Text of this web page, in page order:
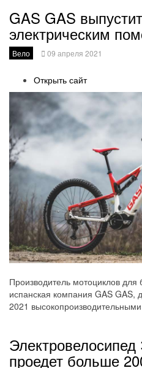
GAS GAS
электрическим
Вело 09 апреля 2021
Открыть сайт
Производитель мотоциклов для
испанская компания GAS GAS,
2021
проедет больше